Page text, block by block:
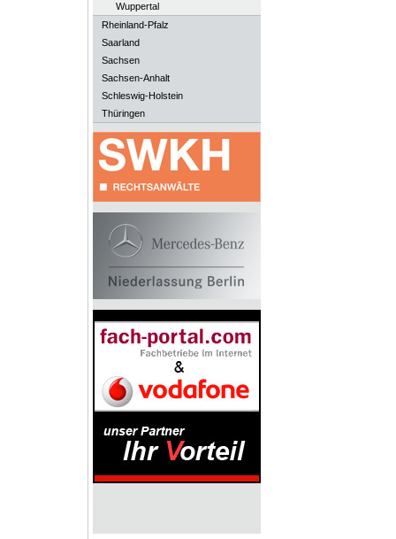
Wuppertal
Rheinland-Pfalz
Saarland
Sachsen
Sachsen-Anhalt
Schleswig-Holstein
Thüringen